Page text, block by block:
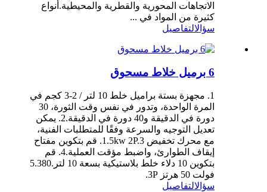
الاتجاهات المحورية والقطرية والمحيطية.أنواع
كثيرة من المواد في ...
سؤالالتفاصيل
6 برميل خلاط مسحوق
1. مجهزة بستة براميل خلط 10 لتر / 2-3 كجم في
المرة الواحدة، وتدور في نفس وقت الثورة، 30
دورة في الدقيقة و40 دورة في الدقيقة.2. يمكن
تعديل التوجيه والسرعة وفقًا للمتطلبات الفنية،
مع محرك تخفيض 1.5kw 2P.3. قم بتكوين مفتاح
إيقاف الطوارئ، واضبط مؤقت العملية.4. قم
بتكوين 10 دلاء خلط بلاستيكية بسعة 10 لتر.5.380
فولت 50 هرتز 3P.
سؤالالتفاصيل